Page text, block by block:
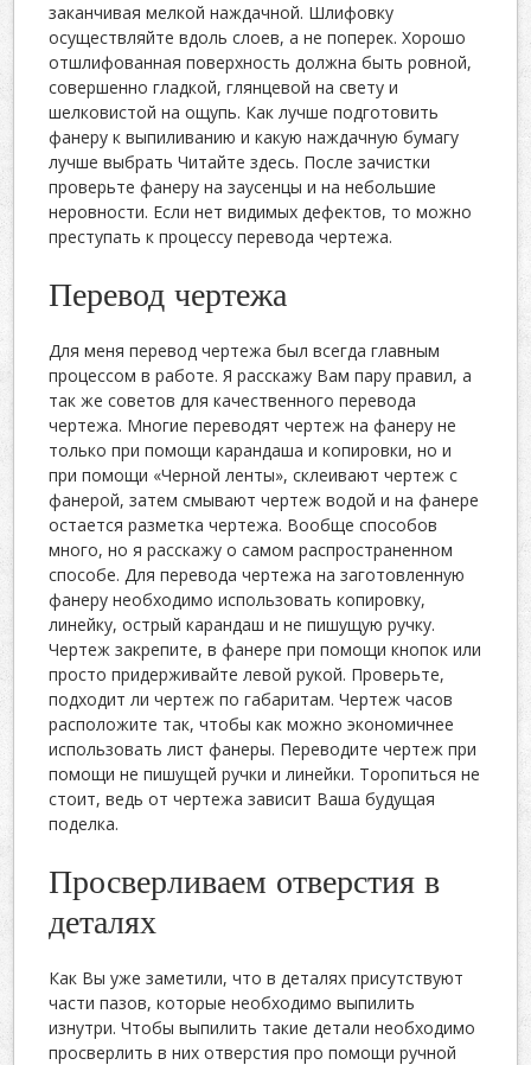
заканчивая мелкой наждачной. Шлифовку
осуществляйте вдоль слоев, а не поперек. Хорошо
отшлифованная поверхность должна быть ровной,
совершенно гладкой, глянцевой на свету и
шелковистой на ощупь. Как лучше подготовить
фанеру к выпиливанию и какую наждачную бумагу
лучше выбрать Читайте здесь. После зачистки
проверьте фанеру на заусенцы и на небольшие
неровности. Если нет видимых дефектов, то можно
преступать к процессу перевода чертежа.
Перевод чертежа
Для меня перевод чертежа был всегда главным
процессом в работе. Я расскажу Вам пару правил, а
так же советов для качественного перевода
чертежа. Многие переводят чертеж на фанеру не
только при помощи карандаша и копировки, но и
при помощи «Черной ленты», склеивают чертеж с
фанерой, затем смывают чертеж водой и на фанере
остается разметка чертежа. Вообще способов
много, но я расскажу о самом распространенном
способе. Для перевода чертежа на заготовленную
фанеру необходимо использовать копировку,
линейку, острый карандаш и не пишущую ручку.
Чертеж закрепите, в фанере при помощи кнопок или
просто придерживайте левой рукой. Проверьте,
подходит ли чертеж по габаритам. Чертеж часов
расположите так, чтобы как можно экономичнее
использовать лист фанеры. Переводите чертеж при
помощи не пишущей ручки и линейки. Торопиться не
стоит, ведь от чертежа зависит Ваша будущая
поделка.
Просверливаем отверстия в
деталях
Как Вы уже заметили, что в деталях присутствуют
части пазов, которые необходимо выпилить
изнутри. Чтобы выпилить такие детали необходимо
просверлить в них отверстия про помощи ручной